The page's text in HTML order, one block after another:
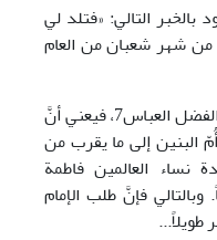
وهو المقصود بالخبر التالي: «فتلد لي
من شهر شعبان من العام
و إن صحَّ التاريخ المذكور لولادة أبي الفضل العباس7، فيعني أنَّ
من السيدة أُمّ البنين إلى ما يقرب من
نساء العالمين فاطمة
وبالتالي فإنَّ طلب الإمام